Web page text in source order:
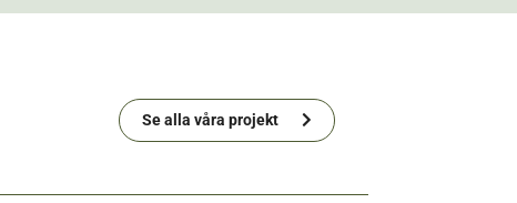
Se alla våra projekt